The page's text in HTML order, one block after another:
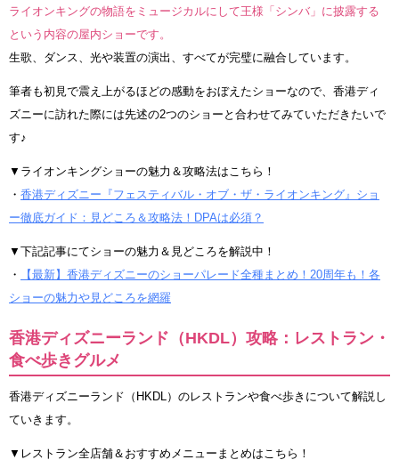
ライオンキングの物語をミュージカルにして王様「シンバ」に披露する
という内容の屋内ショーです。
生歌、ダンス、光や装置の演出、すべてが完璧に融合しています。
筆者も初見で震え上がるほどの感動をおぼえたショーなので、香港ディ
ズニーに訪れた際には先述の2つのショーと合わせてみていただきたいで
す♪
▼ライオンキングショーの魅力＆攻略法はこちら！
・ 香港ディズニー『フェスティバル・オブ・ザ・ライオンキング』ショ
ー徹底ガイド：見どころ＆攻略法！DPAは必須？
▼下記記事にてショーの魅力＆見どころを解説中！
・
【最新】香港ディズニーのショーパレード全種まとめ！20周年も！各
ショーの魅力や見どころを網羅
香港ディズニーランド（HKDL）攻略：レストラン・
食べ歩きグルメ
香港ディズニーランド（HKDL）のレストランや食べ歩きについて解説し
ていきます。
▼レストラン全店舗＆おすすめメニューまとめはこちら！